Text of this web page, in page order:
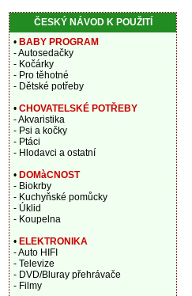
ČESKÝ NÁVOD K POUŽITÍ
• BABY PROGRAM
- Autosedačky
- Kočárky
- Pro těhotné
- Dětské potřeby
• CHOVATELSKÉ POTŘEBY
- Akvaristika
- Psi a kočky
- Ptáci
- Hlodavci a ostatní
• DOMàCNOST
- Biokrby
- Kuchyňské pomůcky
- Úklid
- Koupelna
• ELEKTRONIKA
- Auto HIFI
- Televize
- DVD/Bluray přehrávače
- Filmy